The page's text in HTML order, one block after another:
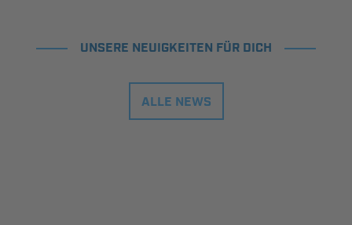
UNSERE NEUIGKEITEN FÜR DICH
ALLE NEWS